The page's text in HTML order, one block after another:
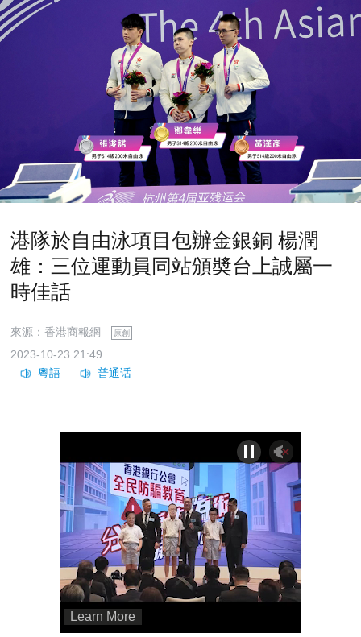
港隊於自由泳項目包辦金銀銅 楊潤
雄：三位運動員同站頒奬台上誠屬一
時佳話
來源：香港商報網 原創
2023-10-23 21:49